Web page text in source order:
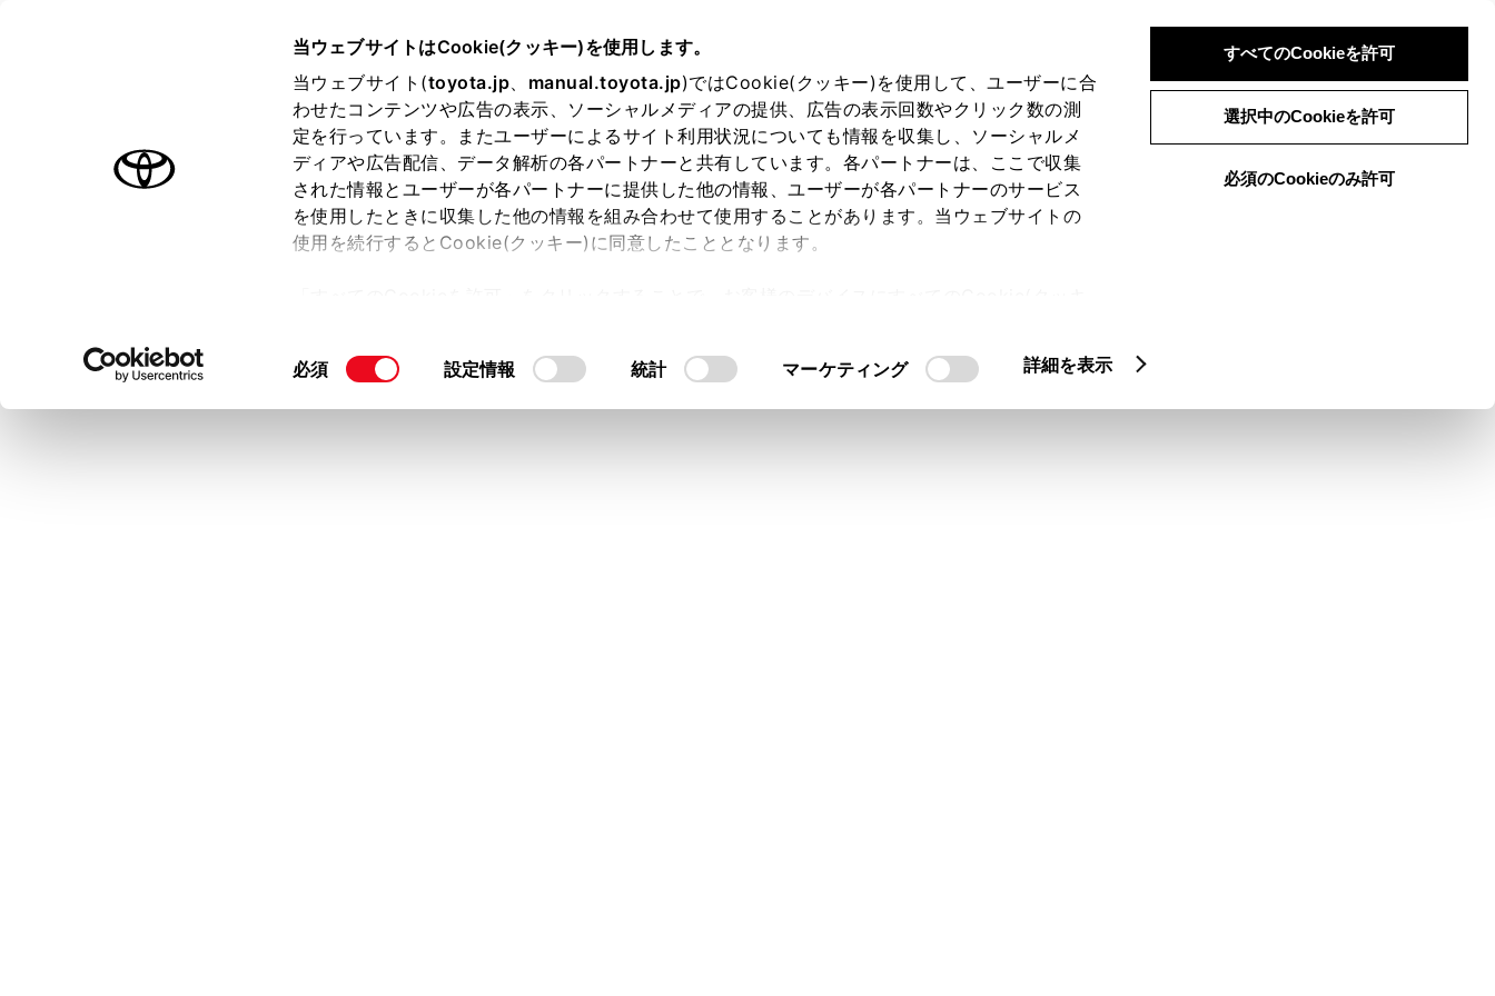
当ウェブサイトはCookie(クッキー)を使用します。
当ウェブサイト(toyota.jp、 manual.toyota.jp)ではCookie(クッキー)を使用して、ユーザーに合
わせたコンテンツや広告の表示、ソーシャルメディアの提供、広告の表示回数やクリック数の測
定を行っています。またユーザーによるサイト利用状況についても情報を収集し、ソーシャルメ
ディアや広告配信、データ解析の各パートナーと共有しています。各パートナーは、ここで収集
された情報とユーザーが各パートナーに提供した他の情報、ユーザーが各パートナーのサービス
を使用したときに収集した他の情報を組み合わせて使用することがあります。当ウェブサイトの
使用を続行するとCookie(クッキー)に同意したこととなります。
て」をご覧ください。
同
必須 設定情報 統計 マーケティング 詳細を表示
すべてのCookieを許可
選択中のCookieを許可
必須のCookieのみ許可
ログイン 検索 メニュー
オーナーサポート トピックス